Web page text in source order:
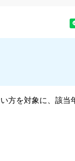
方を対象に、該当